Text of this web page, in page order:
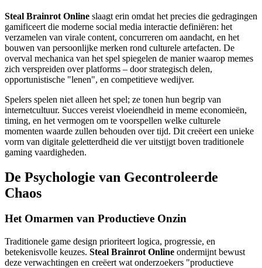
Steal Brainrot Online slaagt erin omdat het precies die gedragingen
gamificeert die moderne social media interactie definiëren: het
verzamelen van virale content, concurreren om aandacht, en het
bouwen van persoonlijke merken rond culturele artefacten. De
overval mechanica van het spel spiegelen de manier waarop memes
zich verspreiden over platforms – door strategisch delen,
opportunistische "lenen", en competitieve wedijver.
Spelers spelen niet alleen het spel; ze tonen hun begrip van
internetcultuur. Succes vereist vloeiendheid in meme economieën,
timing, en het vermogen om te voorspellen welke culturele
momenten waarde zullen behouden over tijd. Dit creëert een unieke
vorm van digitale geletterdheid die ver uitstijgt boven traditionele
gaming vaardigheden.
De Psychologie van Gecontroleerde
Chaos
Het Omarmen van Productieve Onzin
Traditionele game design prioriteert logica, progressie, en
betekenisvolle keuzes. Steal Brainrot Online ondermijnt bewust
deze verwachtingen en creëert wat onderzoekers "productieve